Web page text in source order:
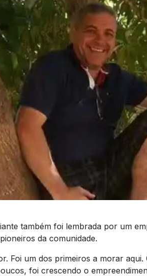
também foi lembrada por um
da comunidade.
Foi um dos primeiros a morar
foi crescendo o